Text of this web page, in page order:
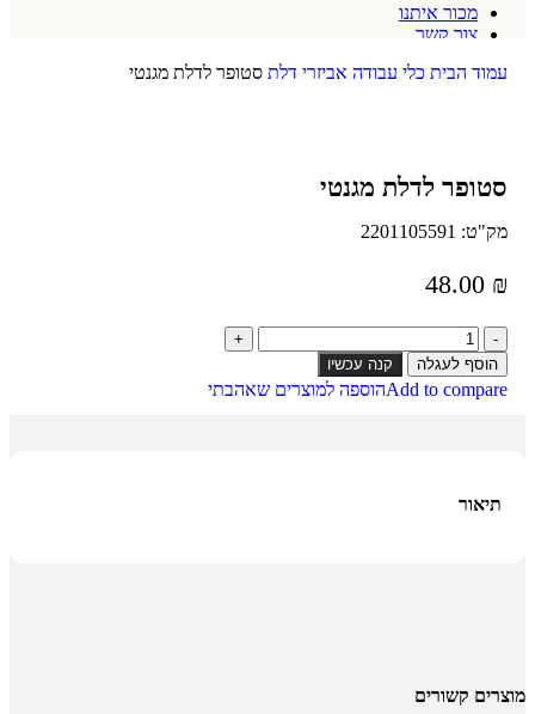
מכור איתנו
צור קשר
עמוד הבית כלי עבודה אביזרי דלת סטופר לדלת מגנטי
סטופר לדלת מגנטי
מק"ט: 2201105591
48.00 ₪
הוסף לעגלה קנה עכשיו
Add to compareהוספה למוצרים שאהבתי
תיאור
מוצרים קשורים